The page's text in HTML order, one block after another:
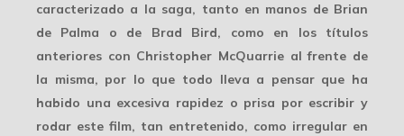
caracterizado a la saga, tanto en manos de Brian
de Palma o de Brad Bird, como en los títulos
anteriores con Christopher McQuarrie al frente de
la misma, por lo que todo lleva a pensar que ha
habido una excesiva rapidez o prisa por escribir y
rodar este film, tan entretenido, como irregular en